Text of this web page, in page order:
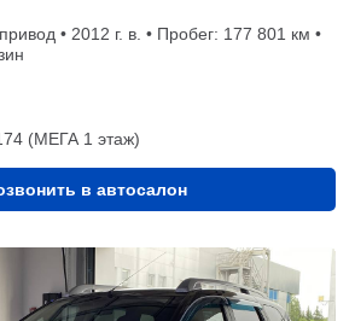
• 2012 г. в. • Пробег: 177 801 км •
(МЕГА 1 этаж)
в автосалон